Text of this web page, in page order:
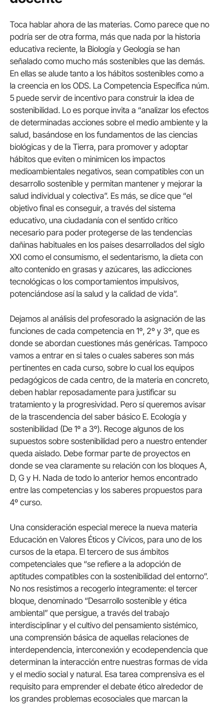
Toca hablar ahora de las materias. Como parece que no
podría ser de otra forma, más que nada por la historia
educativa reciente, la Biología y Geología se han
señalado como mucho más sostenibles que las demás.
En ellas se alude tanto a los hábitos sostenibles como a
la creencia en los ODS. La Competencia Específica núm.
5 puede servir de incentivo para construir la idea de
sostenibilidad. Lo es porque invita a “analizar los efectos
de determinadas acciones sobre el medio ambiente y la
salud, basándose en los fundamentos de las ciencias
biológicas y de la Tierra, para promover y adoptar
hábitos que eviten o minimicen los impactos
medioambientales negativos, sean compatibles con un
desarrollo sostenible y permitan mantener y mejorar la
salud individual y colectiva”. Es más, se dice que “el
objetivo final es conseguir, a través del sistema
educativo, una ciudadanía con el sentido crítico
necesario para poder protegerse de las tendencias
dañinas habituales en los países desarrollados del siglo
XXI como el consumismo, el sedentarismo, la dieta con
alto contenido en grasas y azúcares, las adicciones
tecnológicas o los comportamientos impulsivos,
potenciándose así la salud y la calidad de vida”.
Dejamos al análisis del profesorado la asignación de las
funciones de cada competencia en 1º, 2º y 3º, que es
donde se abordan cuestiones más genéricas. Tampoco
vamos a entrar en si tales o cuales saberes son más
pertinentes en cada curso, sobre lo cual los equipos
pedagógicos de cada centro, de la materia en concreto,
deben hablar reposadamente para justificar su
tratamiento y la progresividad. Pero sí queremos avisar
de la trascendencia del saber básico E. Ecología y
sostenibilidad (De 1º a 3º). Recoge algunos de los
supuestos sobre sostenibilidad pero a nuestro entender
queda aislado. Debe formar parte de proyectos en
donde se vea claramente su relación con los bloques A,
D, G y H. Nada de todo lo anterior hemos encontrado
entre las competencias y los saberes propuestos para
4º curso.
Una consideración especial merece la nueva materia
Educación en Valores Éticos y Cívicos, para uno de los
cursos de la etapa. El tercero de sus ámbitos
competenciales que “se refiere a la adopción de
aptitudes compatibles con la sostenibilidad del entorno”.
No nos resistimos a recogerlo íntegramente: el tercer
bloque, denominado “Desarrollo sostenible y ética
ambiental” que persigue, a través del trabajo
interdisciplinar y el cultivo del pensamiento sistémico,
una comprensión básica de aquellas relaciones de
interdependencia, interconexión y ecodependencia que
determinan la interacción entre nuestras formas de vida
y el medio social y natural. Esa tarea comprensiva es el
requisito para emprender el debate ético alrededor de
los grandes problemas ecosociales que marcan la